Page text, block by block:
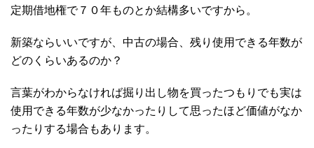
定期借地権で７０年ものとか結構多いですから。
新築ならいいですが、中古の場合、残り使用できる年数が
どのくらいあるのか？
言葉がわからなければ掘り出し物を買ったつもりでも実は
使用できる年数が少なかったりして思ったほど価値がなか
ったりする場合もあります。